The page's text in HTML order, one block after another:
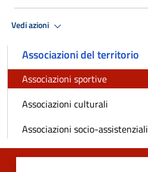
Vedi azioni
Associazioni del territorio
Associazioni sportive
Associazioni culturali
Associazioni socio-assistenziali